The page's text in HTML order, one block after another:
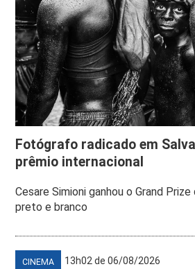
Fotógrafo radicado em
prêmio internacional
Cesare Simioni ganhou o Grand
preto e branco
CINEMA 13h02 de 06/08/2026